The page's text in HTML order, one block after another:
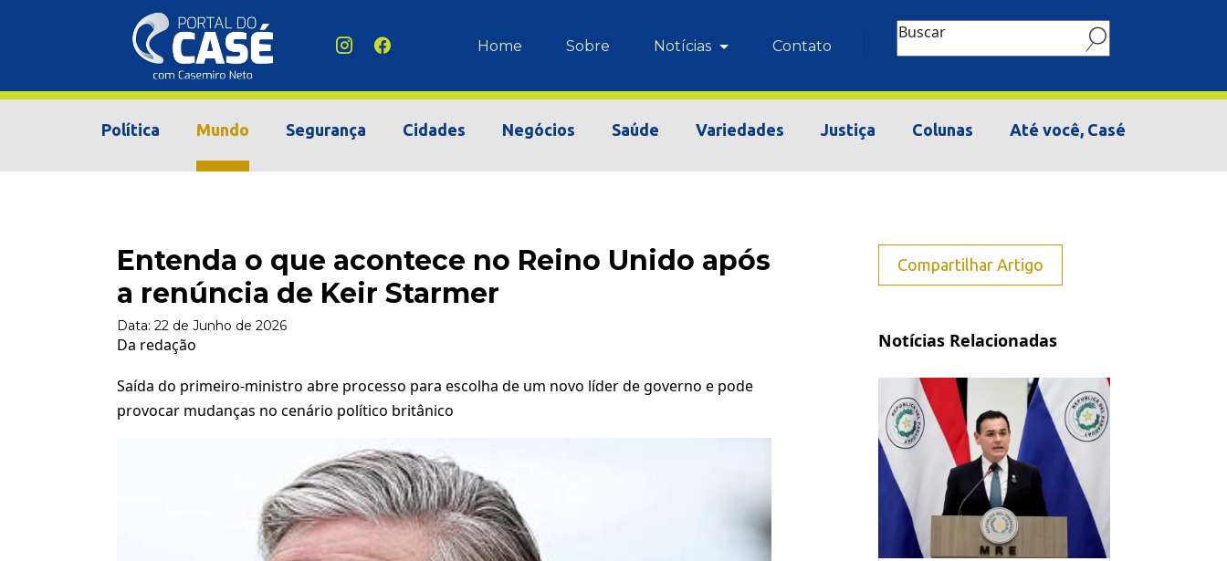
Home Sobre Notícias Contato
Buscar
Política Mundo Segurança Cidades Negócios Saúde Variedades Justiça Colunas Até você, Casé
Entenda o que acontece no Reino Unido após
a renúncia de Keir Starmer
Data: 22 de Junho de 2026
Da redação
Saída do primeiro-ministro abre processo para escolha de um novo líder de governo e pode
provocar mudanças no cenário político britânico
Compartilhar Artigo
Notícias Relacionadas